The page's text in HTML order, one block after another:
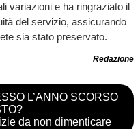
variazioni e ha ringraziato il
del servizio, assicurando
sia stato preservato.
Redazione
L’ANNO SCORSO
da non dimenticare